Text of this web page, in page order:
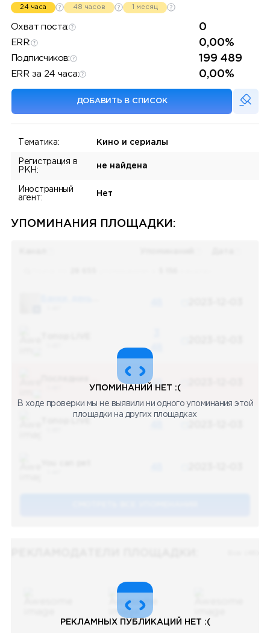
24 часа 48 часов 1 месяц
Охват поста: 0
ERR: 0,00%
Подписчиков: 199 489
ERR за 24 часа: 0,00%
ДОБАВИТЬ В СПИСОК
Тематика: Кино и сериалы
Регистрация в
РКН:
не найдена
Иностранный
агент:
Нет
УПОМИНАНИЯ ПЛОЩАДКИ:
48
48
УПОМИНАНИЙ НЕТ :(
В ходе проверки мы не выявили ни одного упоминания этой
площадки на других площадках
РЕКЛАМНЫХ ПУБЛИКАЦИЙ НЕТ :(